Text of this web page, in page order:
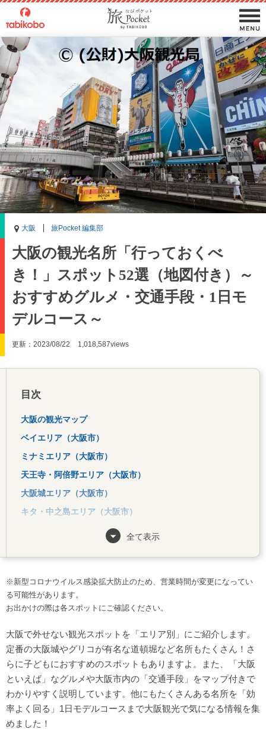
大阪 旅Pocket 編集部
大阪の観光名所「行っておくべ
き！」スポット52選（地図付き）～
おすすめグルメ・交通手段・1日モ
デルコース～
更新：2023/08/22 1,018,587views
目次
大阪の観光マップ
ベイエリア（大阪市）
ミナミエリア（大阪市）
天王寺・阿倍野エリア（大阪市）
大阪城エリア（大阪市）
キタ・中之島エリア（大阪市）
南部エリア（大阪市以外）
大阪観光でおすすめの交通手段
効率よく回る【1日モデルコース】
全て表示
※新型コロナウイルス感染拡大防止のため、営業時間が変更になってい
る可能性があります。
お出かけの際は各スポットにご確認ください。
大阪で外せない観光スポットを「エリア別」にご紹介します。
定番の大阪城やグリコが有名な道頓堀など名所もたくさん！さ
らに子どもにおすすめのスポットもありますよ。また、「大阪
といえば」なグルメや大阪市内の「交通手段」をマップ付きで
わかりやすく説明しています。他にもたくさんある名所を「効
率よく回る」1日モデルコースまで大阪観光で気になる情報を集
めました！